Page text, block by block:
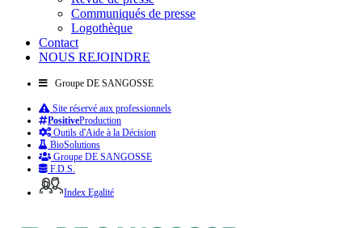
Communiqués de presse
Logothèque
Contact
NOUS REJOINDRE
Groupe DE SANGOSSE
Site réservé aux professionnels
PositiveProduction
Outils d'Aide à la Décision
BioSolutions
Groupe DE SANGOSSE
F.D.S.
Index Egalité